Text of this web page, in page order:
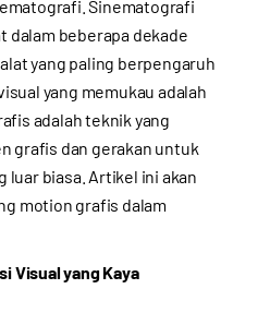
Sinematografi
dalam beberapa dekade
yang paling berpengaruh
yang memukau adalah
adalah teknik yang
grafis dan gerakan untuk
luar biasa. Artikel ini akan
motion grafis dalam
Visual yang Kaya